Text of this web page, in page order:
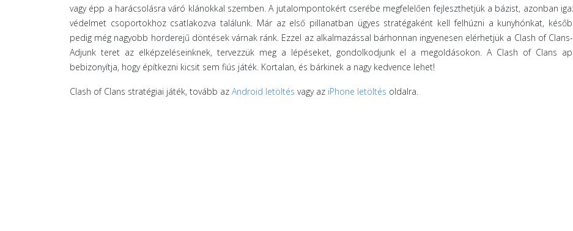
vagy épp a harácsolásra váró klánokkal szemben. A jutalompontokért cserébe megfelelően fejleszthetjük a bázist, azonban
védelmet csoportokhoz csatlakozva találunk. Már az első pillanatban ügyes stratégaként kell felhúzni a kunyhónkat,
pedig még nagyobb horderejű döntések várnak ránk. Ezzel az alkalmazással bárhonnan ingyenesen elérhetjük a Clash of
Adjunk teret az elképzeléseinknek, tervezzük meg a lépéseket, gondolkodjunk el a megoldásokon. A Clash of Clans
bebizonyítja, hogy építkezni kicsit sem fiús játék. Kortalan, és bárkinek a nagy kedvence lehet!
Clash of Clans stratégiai játék, tovább az Android letöltés vagy az iPhone letöltés oldalra.